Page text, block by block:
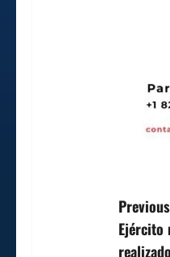
P
o
Ejército